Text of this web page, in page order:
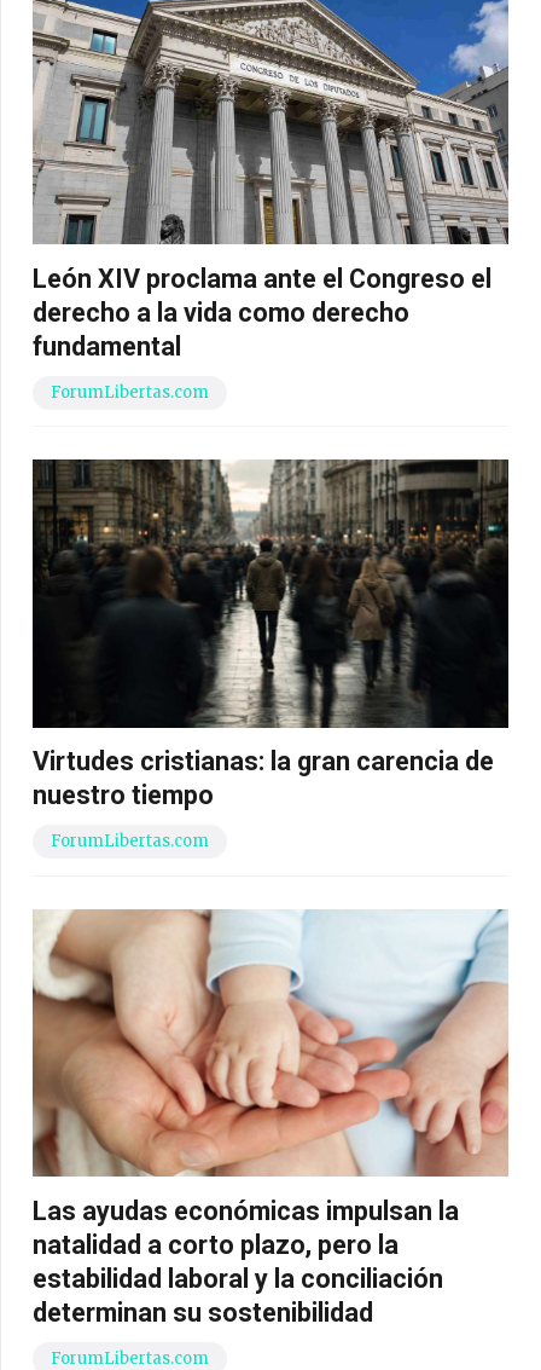
León XIV proclama ante el Congreso el
derecho a la vida como derecho
fundamental
ForumLibertas.com
Virtudes cristianas: la gran carencia de
nuestro tiempo
ForumLibertas.com
Las ayudas económicas impulsan la
natalidad a corto plazo, pero la
estabilidad laboral y la conciliación
determinan su sostenibilidad
ForumLibertas.com